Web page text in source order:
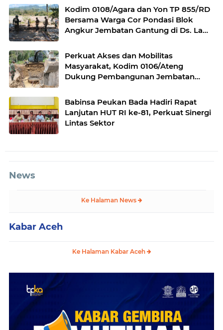
Kodim 0108/Agara dan Yon TP 855/RD
Bersama Warga Cor Pondasi Blok
Angkur Jembatan Gantung di Ds. Lawe
Perkuat Akses dan Mobilitas
Masyarakat, Kodim 0106/Ateng
Dukung Pembangunan Jembatan
Babinsa Peukan Bada Hadiri Rapat
Lanjutan HUT RI ke-81, Perkuat Sinergi
Lintas Sektor
News
Ke Halaman News
Kabar Aceh
Ke Halaman Kabar Aceh